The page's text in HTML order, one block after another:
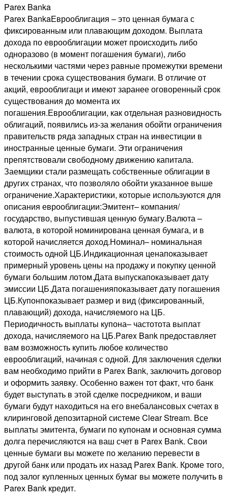
Parex Banka
Parex BankaЕврооблигация – это ценная бумага с
фиксированным или плавающим доходом. Выплата
дохода по еврооблигации может происходить либо
одноразово (в момент погашения бумаги), либо
несколькими частями через равные промежутки времени
в течении срока существования бумаги. В отличие от
акций, еврооблигаци и имеют заранее оговоренный срок
существования до момента их
погашения.Еврооблигации, как отдельная разновидность
облигаций, появились из-за желания обойти ограничения
правительств ряда западных стран на инвестиции в
иностранные ценные бумаги. Эти ограничения
препятствовали свободному движению капитала.
Заемщики стали размещать собственные облигации в
других странах, что позволяло обойти указанное выше
ограничение.Характеристики, которые используются для
описания еврооблигации:Эмитент– компания/
государство, выпустившая ценную бумагу.Валюта –
валюта, в которой номинирована ценная бумага, и в
которой начисляется доход.Номинал– номинальная
стоимость одной ЦБ.Индикационная ценапоказывает
примерный уровень цены на продажу и покупку ценной
бумаги большим лотом.Дата выпускапоказывает дату
эмиссии ЦБ.Дата погашенияпоказывает дату погашения
ЦБ.Купонпоказывает размер и вид (фиксированный,
плавающий) дохода, начисляемого на ЦБ.
Периодичность выплаты купона– частотота выплат
дохода, начисляемого на ЦБ.Parex Bank предоставляет
вам возможность купить любое количество
еврооблигаций, начиная с одной. Для заключения сделки
вам необходимо прийти в Parex Bank, заключить договор
и оформить заявку. Особенно важен тот факт, что банк
будет выступать в этой сделке посредником, и ваши
бумаги будут находиться на его внебалансовых счетах в
клиринговой депозитарной системе Clear Stream. Все
выплаты эмитента, бумаги по купонам и основная сумма
долга перечисляются на ваш счет в Parex Bank. Свои
ценные бумаги вы можете по желанию перевести в
другой банк или продать их назад Parex Bank. Кроме того,
под залог купленных ценных бумаг вы можете получить в
Parex Bank кредит.